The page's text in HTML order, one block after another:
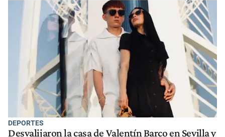
DEPORTES
Desvalijaron la casa de Valentín Barco en Sevilla y